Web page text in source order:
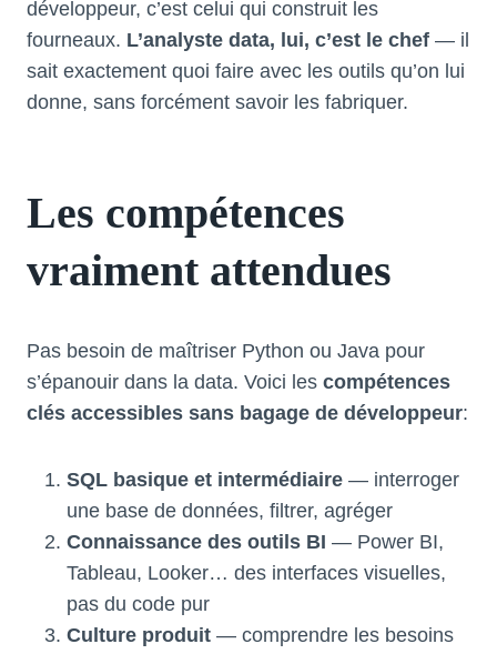
développeur, c’est celui qui construit les
fourneaux. L’analyste data, lui, c’est le chef — il
sait exactement quoi faire avec les outils qu’on lui
donne, sans forcément savoir les fabriquer.
Les compétences
vraiment attendues
Pas besoin de maîtriser Python ou Java pour
s’épanouir dans la data. Voici les compétences
clés accessibles sans bagage de développeur:
SQL basique et intermédiaire — interroger
une base de données, filtrer, agréger
Connaissance des outils BI — Power BI,
Tableau, Looker… des interfaces visuelles,
pas du code pur
Culture produit — comprendre les besoins